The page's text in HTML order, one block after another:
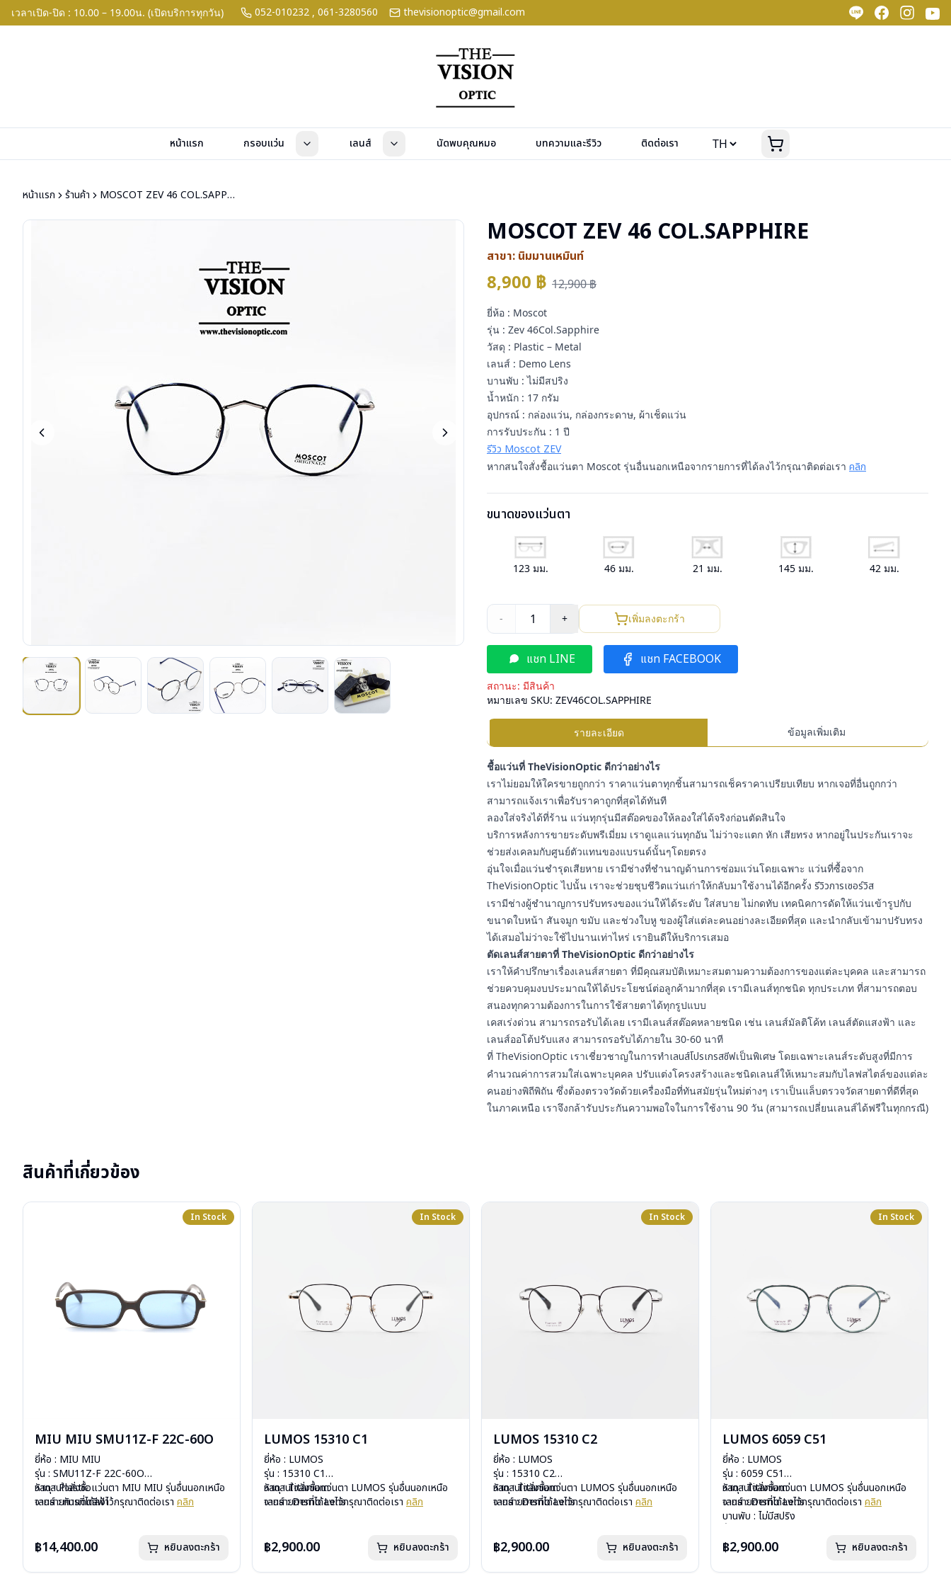
เวลาเปิด-ปิด : 10.00 – 19.00น. (เปิดบริการทุกวัน) 052-010232 , 061-3280560 thevisionoptic@gmail.com
หน้าแรก กรอบแว่น เลนส์ นัดพบคุณหมอ บทความและรีวิว ติดต่อเรา
หน้าแรก ร้านค้า MOSCOT ZEV 46 COL.SAPPHIRE
MOSCOT ZEV 46 COL.SAPPHIRE
สาขา: นิมมานเหมินท์
8,900 ฿ 12,900฿
ยี่ห้อ : Moscot
รุ่น : Zev 46Col.Sapphire
วัสดุ : Plastic – Metal
เลนส์ : Demo Lens
บานพับ : ไม่มีสปริง
น้ำหนัก : 17 กรัม
อุปกรณ์ : กล่องแว่น, กล่องกระดาษ, ผ้าเช็ดแว่น
การรับประกัน : 1 ปี
รีวิว Moscot ZEV
หากสนใจสั่งชื้อแว่นตา Moscot รุ่นอื่นนอกเหนือจากรายการที่ได้ลงไว้กรุณาติดต่อเรา คลิก
ขนาดของแว่นตา
123 มม. 46 มม. 21 มม. 145มม. 42มม.
- 1 + เพิ่มลงตะกร้า
แชท LINE แชท FACEBOOK
สถานะ: มีสินค้า
หมายเลข SKU: ZEV46COL.SAPPHIRE
รายละเอียด ข้อมูลเพิ่มเติม
ชื้อแว่นที่ TheVisionOptic ดีกว่าอย่างไร
เราไม่ยอมให้ใครขายถูกกว่า ราคาแว่นตาทุกชิ้นสามารถเช็คราคาเปรียบเทียบ หากเจอที่อื่นถูกกว่า
สามารถแจ้งเราเพื่อรับราคาถูกที่สุดได้ทันที
ลองใส่จริงได้ที่ร้าน แว่นทุกรุ่นมีสต๊อคของให้ลองใส่ได้จริงก่อนตัดสินใจ
บริการหลังการขายระดับพรีเมี่ยม เราดูแลแว่นทุกอัน ไม่ว่าจะแตก หัก เสียทรง หากอยู่ในประกันเราจะ
ช่วยส่งเคลมกับศูนย์ตัวแทนของแบรนด์นั้นๆโดยตรง
อุ่นใจเมื่อแว่นชำรุดเสียหาย เรามีช่างที่ชำนาญด้านการซ่อมแว่นโดยเฉพาะ แว่นที่ซื้อจาก
TheVisionOptic ไปนั้น เราจะช่วยชุบชีวิตแว่นเก่าให้กลับมาใช้งานได้อีกครั้ง รีวิวการเซอร์วิส
เรามีช่างผู้ชำนาญการปรับทรงของแว่นให้ได้ระดับ ใส่สบาย ไม่กดทับ เทคนิคการดัดให้แว่นเข้ารูปกับ
ขนาดใบหน้า สันจมูก ขมับ และช่วงใบหู ของผู้ใส่แต่ละคนอย่างละเอียดที่สุด และนำกลับเข้ามาปรับทรง
ได้เสมอไม่ว่าจะใช้ไปนานเท่าไหร่ เรายินดีให้บริการเสมอ
ตัดเลนส์สายตาที่ TheVisionOptic ดีกว่าอย่างไร
เราให้คำปรึกษาเรื่องเลนส์สายตา ที่มีคุณสมบัติเหมาะสมตามความต้องการของแต่ละบุคคล และสามารถ
ช่วยควบคุมงบประมาณให้ได้ประโยชน์ต่อลูกค้ามากที่สุด เรามีเลนส์ทุกชนิด ทุกประเภท ที่สามารถตอบ
สนองทุกความต้องการในการใช้สายตาได้ทุกรูปแบบ
เคสเร่งด่วน สามารถรอรับได้เลย เรามีเลนส์สต๊อคหลายชนิด เช่น เลนส์มัลติโค้ท เลนส์ตัดแสงฟ้า และ
เลนส์ออโต้ปรับแสง สามารถรอรับได้ภายใน 30-60 นาที
ที่ TheVisionOptic เราเชี่ยวชาญในการทำเลนส์โปรเกรสซีฟเป็นพิเศษ โดยเฉพาะเลนส์ระดับสูงที่มีการ
คำนวณค่าการสวมใส่เฉพาะบุคคล ปรับแต่งโครงสร้างและชนิดเลนส์ให้เหมาะสมกับไลฟสไตล์ของแต่ละ
คนอย่างพิถีพิถัน ซึ่งต้องตรวจวัดด้วยเครื่องมือที่ทันสมัยรุ่นใหม่ต่างๆ เราเป็นแล็บตรวจวัดสายตาที่ดีที่สุด
ในภาคเหนือ เราจึงกล้ารับประกันความพอใจในการใช้งาน 90 วัน (สามารถเปลี่ยนเลนส์ได้ฟรีในทุกกรณี)
สินค้าที่เกี่ยวข้อง
In Stock
MIU MIU SMU11Z-F 22C-60O
ยี่ห้อ : MIU MIU
รุ่น : SMU11Z-F 22C-60O
วัสดุ : Plastic
เลนส์ : กันแดดสีฟ้า
อุปกรณ์ : กล่องแว่น , ผ้าเช็ดแว่น
หากสนใจสั่งชื้อแว่นตา MIU MIU รุ่นอื่นนอกเหนือ
จากรายการที่ได้ลงไว้กรุณาติดต่อเรา คลิก
฿14,400.00 หยิบลงตะกร้า
In Stock
LUMOS 15310 C1
ยี่ห้อ : LUMOS
รุ่น : 15310 C1
วัสดุ : Titanium
เลนส์ : Demo Lens
อุปกรณ์ : กล่องแว่น , ผ้าเช็ดแว่น
หากสนใจสั่งชื้อแว่นตา LUMOS รุ่นอื่นนอกเหนือ
จากรายการที่ได้ลงไว้กรุณาติดต่อเรา คลิก
฿2,900.00 หยิบลงตะกร้า
In Stock
LUMOS 15310 C2
ยี่ห้อ : LUMOS
รุ่น : 15310 C2
วัสดุ : Titanium
เลนส์ : Demo Lens
อุปกรณ์ : กล่องแว่น , ผ้าเช็ดแว่น
หากสนใจสั่งชื้อแว่นตา LUMOS รุ่นอื่นนอกเหนือ
จากรายการที่ได้ลงไว้กรุณาติดต่อเรา คลิก
฿2,900.00 หยิบลงตะกร้า
In Stock
LUMOS 6059 C51
ยี่ห้อ : LUMOS
รุ่น : 6059 C51
วัสดุ : Titanium
เลนส์ : Demo Lens
บานพับ : ไม่มีสปริง
อุปกรณ์ : กล่องแว่น , ผ้าเช็ดแว่น
หากสนใจสั่งชื้อแว่นตา LUMOS รุ่นอื่นนอกเหนือ
จากรายการที่ได้ลงไว้กรุณาติดต่อเรา คลิก
฿2,900.00 หยิบลงตะกร้า